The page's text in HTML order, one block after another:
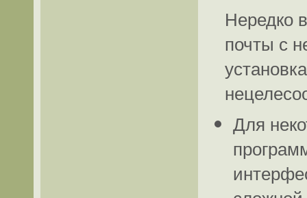
Нередко
почты с
Для